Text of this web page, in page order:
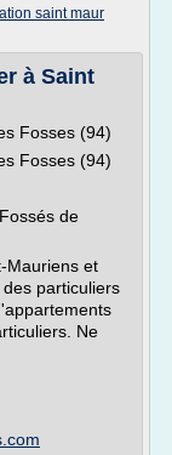
saint maur
à Saint
Fosses (94)
Fosses (94)
de
Mauriens et
particuliers
Ne